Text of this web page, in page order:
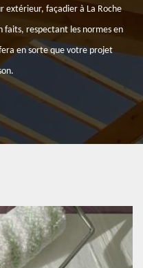
extérieur, façadier à La Roche
faits, respectant les normes en
en sorte que votre projet